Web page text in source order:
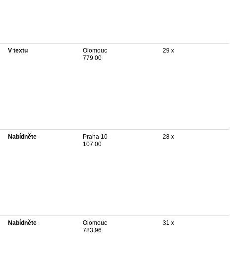
V textu
Olomouc
779 00
29 x
Nabídněte
Praha 10
107 00
28 x
Nabídněte
Olomouc
783 96
31 x